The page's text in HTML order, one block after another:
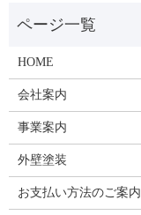
HOME
会社案内
事業案内
外壁塗装
お支払い方法のご案内